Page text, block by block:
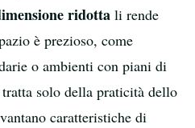
ridotta li rende
è prezioso, come
o ambienti con piani di
solo della praticità dello
caratteristiche di